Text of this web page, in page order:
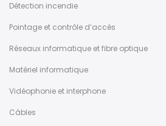
Détection incendie
Pointage et contrôle d’accès
Réseaux informatique et fibre optique
Matériel informatique
Vidéophonie et interphone
Câbles